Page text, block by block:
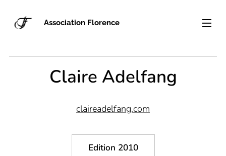
Association Florence
Claire Adelfang
claireadelfang.com
Edition 2010